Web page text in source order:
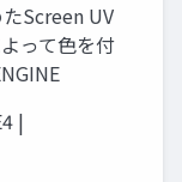
Screen UV
って色を付
|